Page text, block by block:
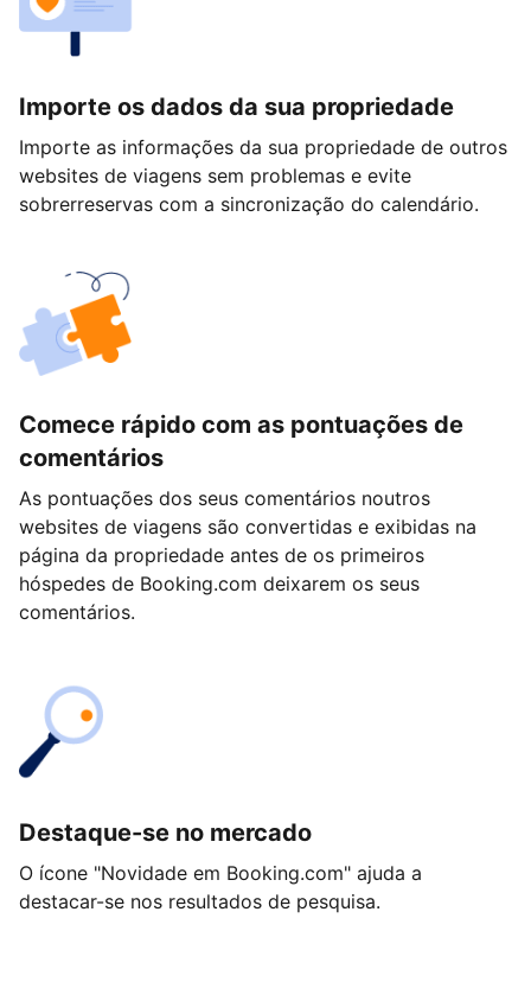
Importe os dados da sua propriedade
Importe as informações da sua propriedade de outros
websites de viagens sem problemas e evite
sobrerreservas com a sincronização do calendário.
Comece rápido com as pontuações de
comentários
As pontuações dos seus comentários noutros
websites de viagens são convertidas e exibidas na
página da propriedade antes de os primeiros
hóspedes de Booking.com deixarem os seus
comentários.
Destaque-se no mercado
O ícone "Novidade em Booking.com" ajuda a
destacar-se nos resultados de pesquisa.